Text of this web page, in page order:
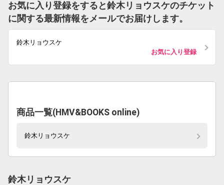
お気に入り登録をすると鈴木リョウスケのチケット
に関する最新情報をメールでお届けします。
鈴木リョウスケ
お気に入り登録
商品一覧(HMV&BOOKS online)
鈴木リョウスケ
鈴木リョウスケ